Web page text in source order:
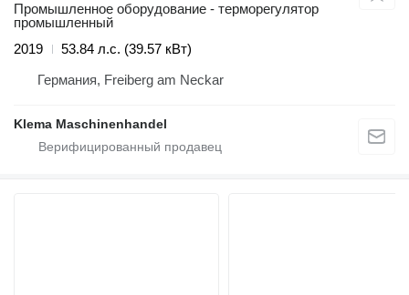
Промышленное оборудование - терморегулятор
промышленный
2019
53.84 л.с. (39.57 кВт)
Германия, Freiberg am Neckar
Klema Maschinenhandel